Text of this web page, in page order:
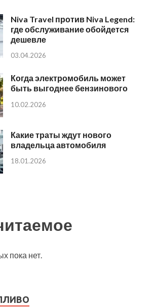
Niva Travel против Niva Legend:
где обслуживание обойдется
дешевле
03.04.2026
Когда электромобиль может
быть выгоднее бензинового
10.02.2026
Какие траты ждут нового
владельца автомобиля
18.01.2026
пока нет.